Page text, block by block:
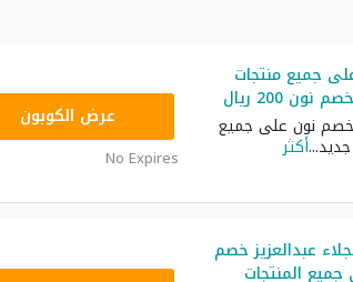
جميع منتجات
200 ريال
نون على جميع
...أكثر
عرض الكوبون
No Expires
عبدالعزيز خصم